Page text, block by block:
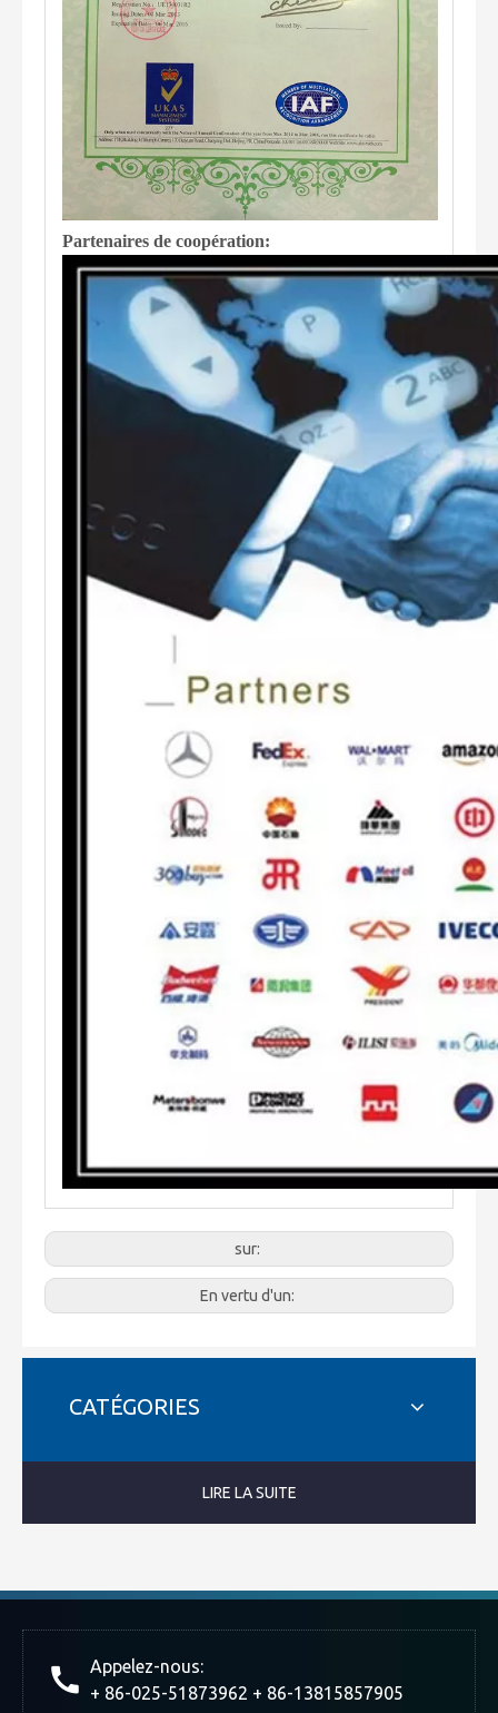
Partenaires de coopération:
sur:
En vertu d'un:
CATÉGORIES
LIRE LA SUITE
Appelez-nous:
+ 86-025-51873962 + 86-13815857905